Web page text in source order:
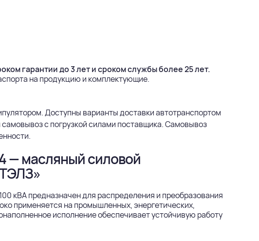
гарантии до 3 лет и сроком службы более 25 лет.
на продукцию и комплектующие.
Доступны варианты доставки автотранспортом
с погрузкой силами поставщика. Самовывоз
— масляный силовой
кВА предназначен для распределения и преобразования
применяется на промышленных, энергетических,
исполнение обеспечивает устойчивую работу